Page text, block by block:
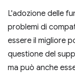
L'adozione delle
problemi di
essere il migliore
questione del
ma può anche